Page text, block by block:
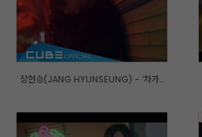
장현승(JANG HYUNSEUNG) - '차가...